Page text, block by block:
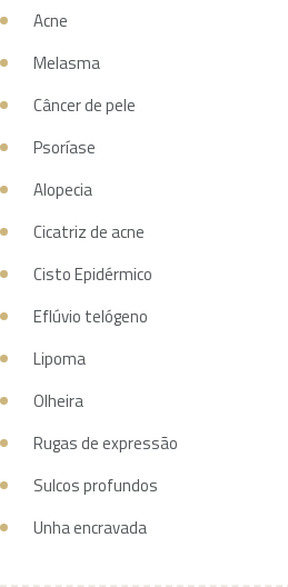
Acne
Melasma
Câncer de pele
Psoríase
Alopecia
Cicatriz de acne
Cisto Epidérmico
Eflúvio telógeno
Lipoma
Olheira
Rugas de expressão
Sulcos profundos
Unha encravada